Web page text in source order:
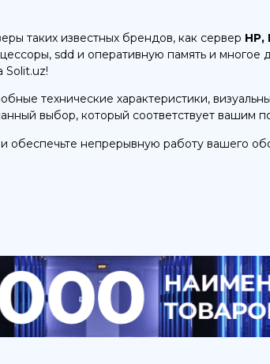
таких известных брендов, как сервер HP,
sdd и оперативную память и многое
Solit.uz!
технические характеристики,
выбор, который соответствует вашим
обеспечьте непрерывную работу вашего